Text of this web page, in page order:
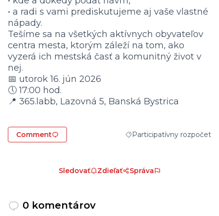
• a radi s vami prediskutujeme aj vaše vlastné
nápady.
Tešíme sa na všetkých aktívnych obyvateľov
centra mesta, ktorým záleží na tom, ako
vyzerá ich mestská časť a komunitný život v
nej.
📅 utorok 16. jún 2026
🕔 17:00 hod.
📍 365.labb, Lazovná 5, Banská Bystrica
Comment Filter results for category:
Participatívny rozpočet
Sledovať Zdieľať Správa
0 komentárov